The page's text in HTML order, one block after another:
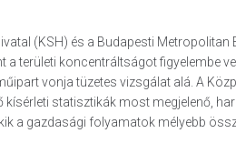
(KSH) és a Budapesti
a területi koncentráltságot figyelembe
vonja tüzetes vizsgálat alá. A
statisztikák most megjelenő,
a gazdasági folyamatok mélyebb